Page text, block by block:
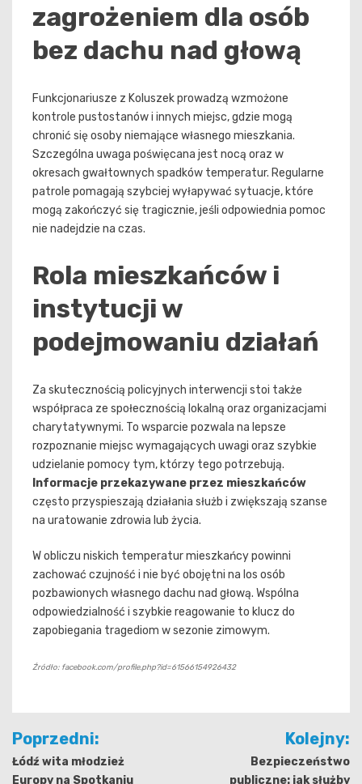
zagrożeniem dla osób
bez dachu nad głową
Funkcjonariusze z Koluszek prowadzą wzmożone
kontrole pustostanów i innych miejsc, gdzie mogą
chronić się osoby niemające własnego mieszkania.
Szczególna uwaga poświęcana jest nocą oraz w
okresach gwałtownych spadków temperatur. Regularne
patrole pomagają szybciej wyłapywać sytuacje, które
mogą zakończyć się tragicznie, jeśli odpowiednia pomoc
nie nadejdzie na czas.
Rola mieszkańców i
instytucji w
podejmowaniu działań
Za skutecznością policyjnych interwencji stoi także
współpraca ze społecznością lokalną oraz organizacjami
charytatywnymi. To wsparcie pozwala na lepsze
rozpoznanie miejsc wymagających uwagi oraz szybkie
udzielanie pomocy tym, którzy tego potrzebują.
Informacje przekazywane przez mieszkańców
często przyspieszają działania służb i zwiększają szanse
na uratowanie zdrowia lub życia.
W obliczu niskich temperatur mieszkańcy powinni
zachować czujność i nie być obojętni na los osób
pozbawionych własnego dachu nad głową. Wspólna
odpowiedzialność i szybkie reagowanie to klucz do
zapobiegania tragediom w sezonie zimowym.
Źródło: facebook.com/profile.php?id=61566154926432
Nawigacja
wpisu
Poprzedni:
Łódź wita młodzież
Europy na Spotkaniu
Kolejny:
Bezpieczeństwo
publiczne: jak służby